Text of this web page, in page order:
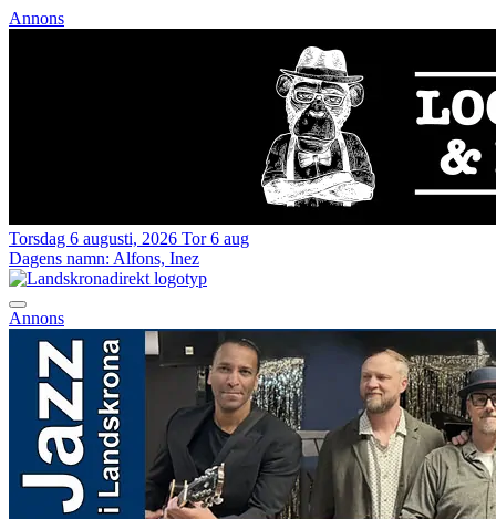
Annons
Torsdag 6 augusti, 2026 Tor 6 aug
Dagens namn: Alfons, Inez
Annons